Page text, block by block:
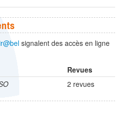
signalent des accès en ligne
Revues
2 revues